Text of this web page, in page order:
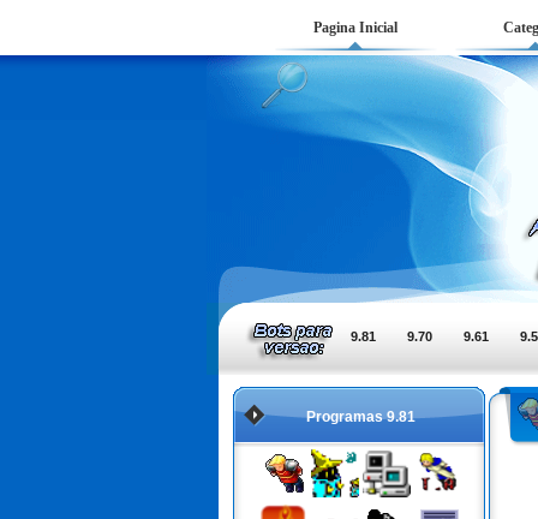
Pagina Inicial
9.81 9.70 9.61
Programas 9.81